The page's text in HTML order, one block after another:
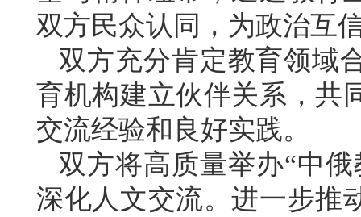
双方民众认同，为政治互
双方充分肯定教育领域
育机构建立伙伴关系，共
交流经验和良好实践。
双方将高质量举办“中
深化人文交流。进一步推